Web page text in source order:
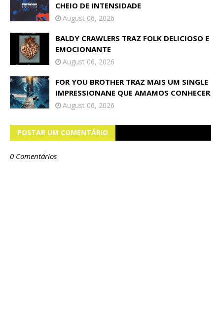
CHEIO DE INTENSIDADE
August 06, 2026
BALDY CRAWLERS TRAZ FOLK DELICIOSO E
EMOCIONANTE
August 06, 2026
FOR YOU BROTHER TRAZ MAIS UM SINGLE
IMPRESSIONANE QUE AMAMOS CONHECER
August 06, 2026
POSTAR UM COMENTÁRIO
0 Comentários